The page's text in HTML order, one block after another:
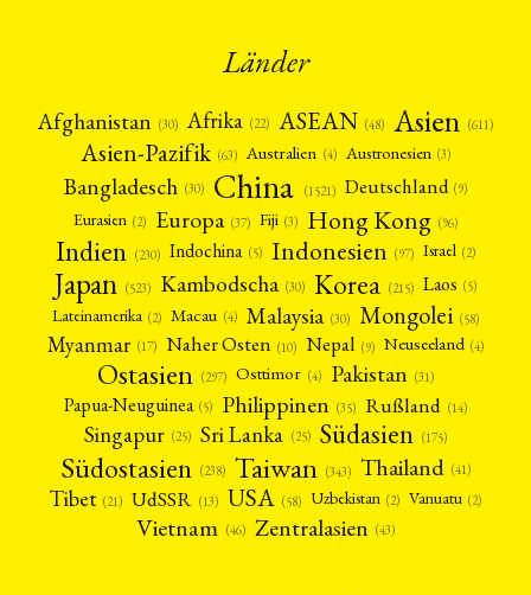
MITGLIEDERBEREICH KONTAKT SPENDEN SIE JETZT!
ENGLISH
Länder
Afghanistan (30) Afrika (22) ASEAN (48) Asien (611)
Asien-Pazifik (63) Australien (4) Austronesien (3)
Bangladesch (30) China (1521) Deutschland (9)
Eurasien (2) Europa (37) Fiji (3) Hong Kong (96)
Indien (230) Indochina (5) Indonesien (97) Israel (2)
Japan (523) Kambodscha (30) Korea (215) Laos (5)
Lateinamerika (2) Macau (4) Malaysia (30) Mongolei (58)
Myanmar (17) Naher Osten (10) Nepal (9) Neuseeland (4)
Ostasien (297) Osttimor (4) Pakistan (31)
Papua-Neuguinea (5) Philippinen (35) Rußland (14)
Singapur (25) Sri Lanka (25) Südasien (175)
Südostasien (238) Taiwan (343) Thailand (41)
Tibet (21) UdSSR (13) USA (58) Uzbekistan (2) Vanuatu (2)
Vietnam (46) Zentralasien (43)